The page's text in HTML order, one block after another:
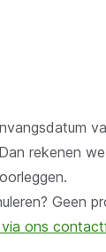
rekenen
Geen
ons